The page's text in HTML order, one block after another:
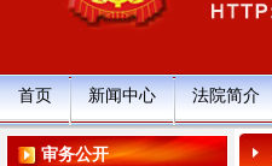
首页 新闻中心 法院简介
审务公开